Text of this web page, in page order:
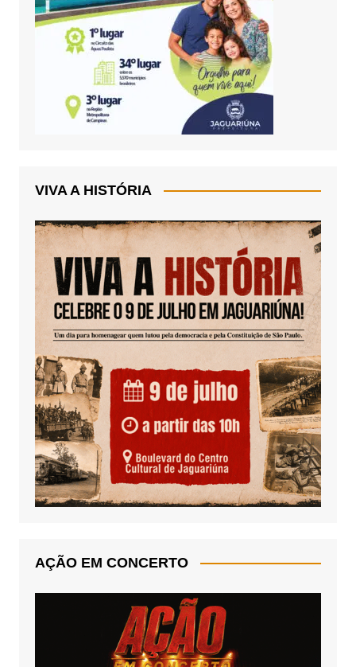
VIVA A HISTÓRIA
AÇÃO EM CONCERTO